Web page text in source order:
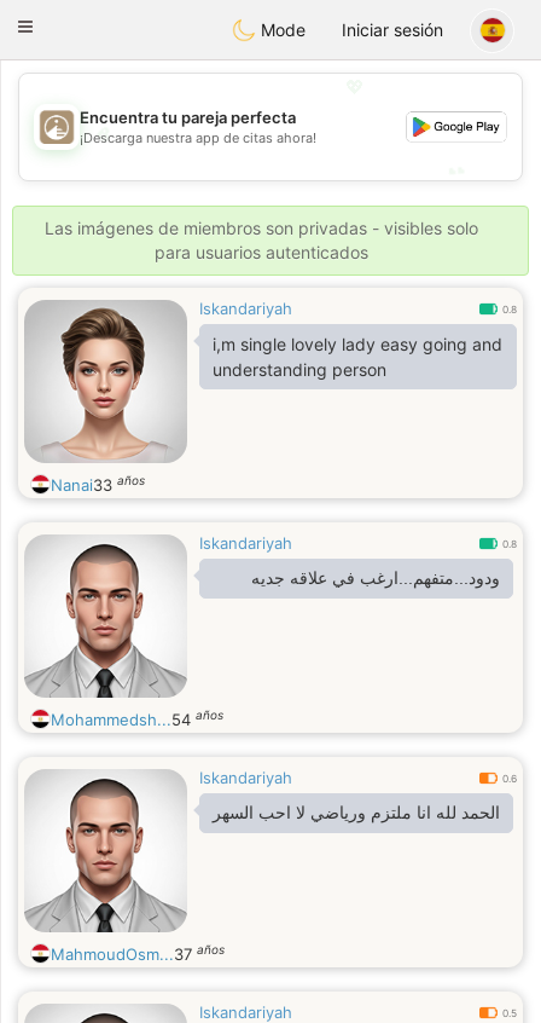
B ahebik
Toggle
Mode Iniciar sesión
💖
💕
Encuentra tu pareja perfecta
¡Descarga nuestra app de citas ahora!
Las imágenes de miembros son privadas - visibles solo
para usuarios autenticados
Iskandariyah 0.8
i,m single lovely lady easy going and
understanding person
Nanai33 años
Iskandariyah 0.8
ودود...متفهم...ارغب في علاقه جديه
Mohammedsh...54 años
Iskandariyah 0.6
الحمد لله انا ملتزم ورياضي لا احب السهر
MahmoudOsm...37 años
Iskandariyah 0.5